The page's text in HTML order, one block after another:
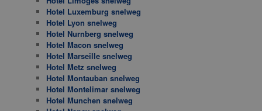
Hotel Luxemburg snelweg
Hotel Lyon snelweg
Hotel Nurnberg snelweg
Hotel Macon snelweg
Hotel Marseille snelweg
Hotel Metz snelweg
Hotel Montauban snelweg
Hotel Montelimar snelweg
Hotel Munchen snelweg